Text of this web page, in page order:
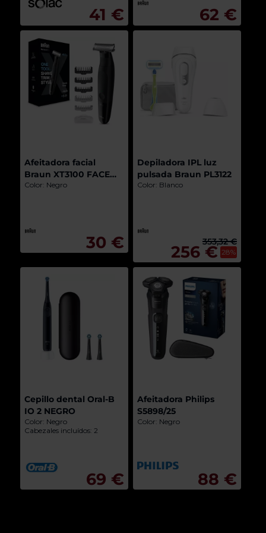
41 € 62 €
Afeitadora facial
Braun XT3100 FACE
SERIE X
Color: Negro
30 €
Depiladora IPL luz
pulsada Braun PL3122
Color: Blanco
353,32 €
256 € 28%
Cepillo dental Oral-B
IO 2 NEGRO
Color: Negro
Cabezales incluídos: 2
69 €
Afeitadora Philips
S5898/25
Color: Negro
88 €